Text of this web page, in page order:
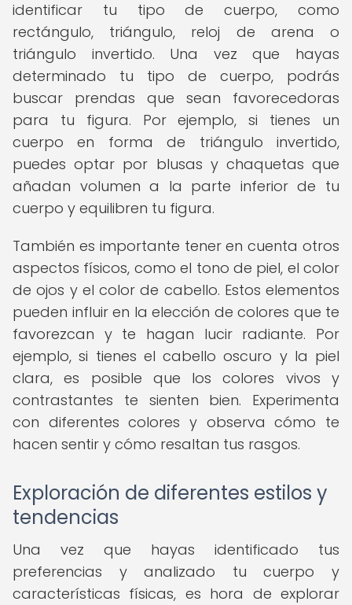
identificar tu tipo de cuerpo, como
rectángulo, triángulo, reloj de arena o
triángulo invertido. Una vez que hayas
determinado tu tipo de cuerpo, podrás
buscar prendas que sean favorecedoras
para tu figura. Por ejemplo, si tienes un
cuerpo en forma de triángulo invertido,
puedes optar por blusas y chaquetas que
añadan volumen a la parte inferior de tu
cuerpo y equilibren tu figura.
También es importante tener en cuenta otros
aspectos físicos, como el tono de piel, el color
de ojos y el color de cabello. Estos elementos
pueden influir en la elección de colores que te
favorezcan y te hagan lucir radiante. Por
ejemplo, si tienes el cabello oscuro y la piel
clara, es posible que los colores vivos y
contrastantes te sienten bien. Experimenta
con diferentes colores y observa cómo te
hacen sentir y cómo resaltan tus rasgos.
Exploración de diferentes estilos y
tendencias
Una vez que hayas identificado tus
preferencias y analizado tu cuerpo y
características físicas, es hora de explorar